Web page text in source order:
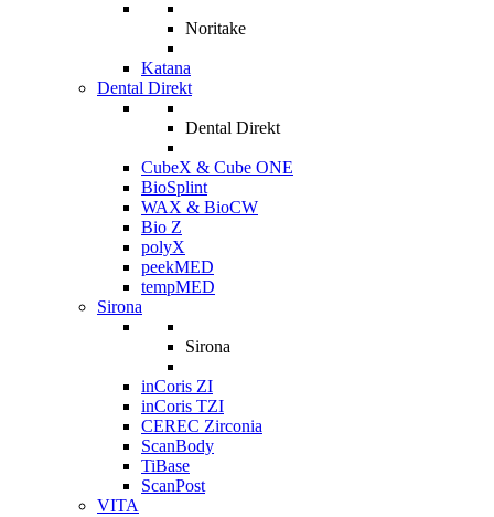
Noritake
Katana
Dental Direkt
Dental Direkt
CubeX & Cube ONE
BioSplint
WAX & BioCW
Bio Z
polyX
peekMED
tempMED
Sirona
Sirona
inCoris ZI
inCoris TZI
CEREC Zirconia
ScanBody
TiBase
ScanPost
VITA